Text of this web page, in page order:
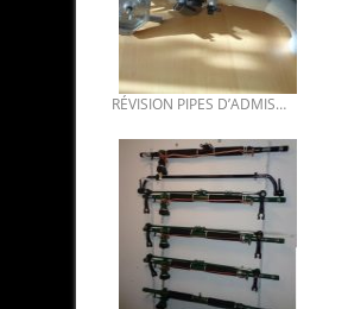
RÉVISION PIPES D’ADMISSION DS INJECTION ELECTRONIQUE.